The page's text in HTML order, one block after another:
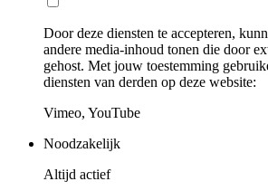
Door deze diensten te accepteren,
andere media-inhoud tonen die door
gehost. Met jouw toestemming
diensten van derden op deze website:
Vimeo, YouTube
Noodzakelijk
Altijd actief